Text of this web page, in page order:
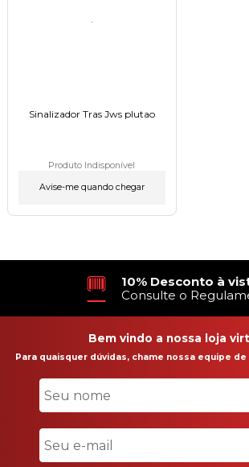
Sinalizador Tras Jws plutaoㅤㅤㅤㅤㅤㅤㅤㅤㅤㅤㅤㅤㅤㅤㅤㅤㅤㅤㅤㅤㅤㅤㅤㅤㅤㅤㅤㅤ
Produto Indisponível
Avise-me quando chegar
10% Desconto à
Consulte o
Bem vindo a nossa loja
Para quaisquer dúvidas, chame nossa equipe